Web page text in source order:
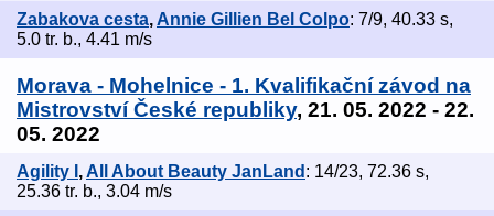
Zabakova cesta, Annie Gillien Bel Colpo: 7/9, 40.33 s,
5.0 tr. b., 4.41 m/s
Morava - Mohelnice - 1. Kvalifikační závod na
Mistrovství České republiky, 21. 05. 2022 - 22.
05. 2022
Agility I ,All About Beauty JanLand : 14/23, 72.36 s,
25.36 tr. b., 3.04 m/s